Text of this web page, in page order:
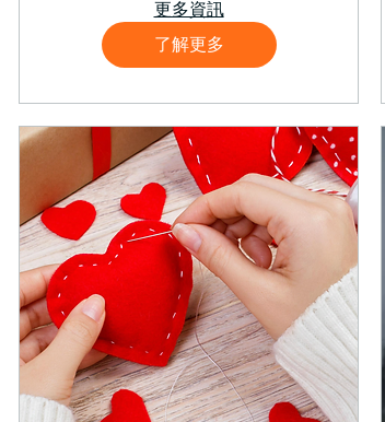
更多資訊
了解更多